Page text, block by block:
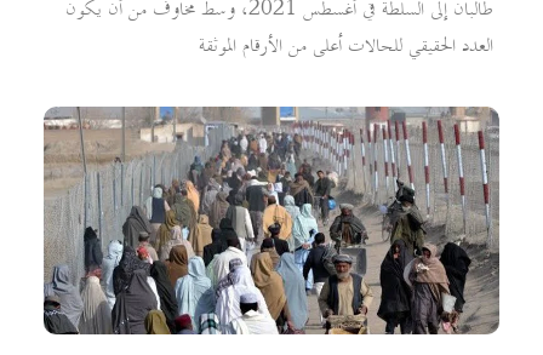
طالبان إلى السلطة في أغسطس 2021، وسط مخاوف من أن يكون
العدد الحقيقي للحالات أعلى من الأرقام الموثقة